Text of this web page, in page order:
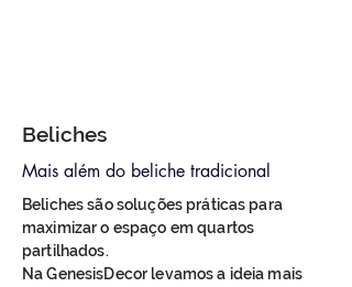
Beliches
Mais além do beliche tradicional
Beliches são soluções práticas para
maximizar o espaço em quartos
partilhados.
Na GenesisDecor levamos a ideia mais